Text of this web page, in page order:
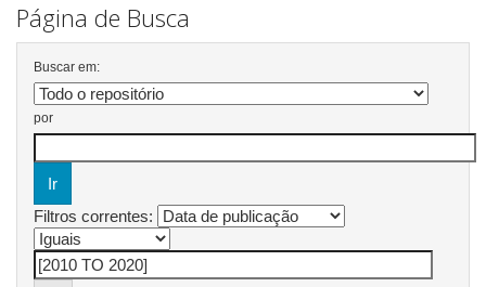
Página de Busca
Buscar em:
por
Filtros correntes: